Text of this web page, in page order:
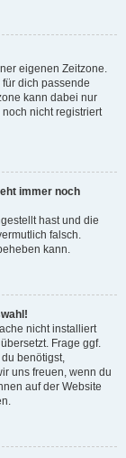
eigenen Zeitzone.
für dich passende
kann dabei nur
nicht registriert
immer noch
hast und die
falsch.
kann.
nicht installiert
Frage ggf.
benötigst,
uns freuen, wenn du
auf der Website